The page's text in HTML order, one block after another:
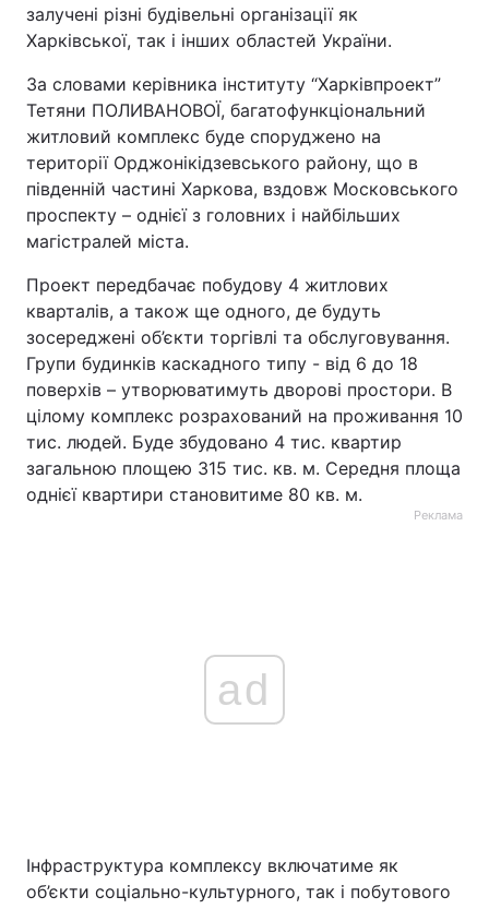
залучені різні будівельні організації як
Харківської, так і інших областей України.
За словами керівника інституту “Харківпроект”
Тетяни ПОЛИВАНОВОЇ, багатофункціональний
житловий комплекс буде споруджено на
території Орджонікідзевського району, що в
південній частині Харкова, вздовж Московського
проспекту – однієї з головних і найбільших
магістралей міста.
Проект передбачає побудову 4 житлових
кварталів, а також ще одного, де будуть
зосереджені об’єкти торгівлі та обслуговування.
Групи будинків каскадного типу - від 6 до 18
поверхів – утворюватимуть дворові простори. В
цілому комплекс розрахований на проживання 10
тис. людей. Буде збудовано 4 тис. квартир
загальною площею 315 тис. кв. м. Середня площа
однієї квартири становитиме 80 кв. м.
Реклама
ad
Інфраструктура комплексу включатиме як
об’єкти соціально-культурного, так і побутового